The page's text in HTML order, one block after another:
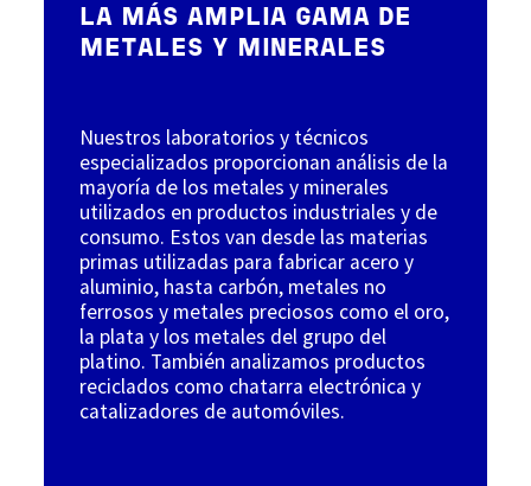
LA MÁS AMPLIA GAMA DE
METALES Y MINERALES
Nuestros laboratorios y técnicos
especializados proporcionan análisis de la
mayoría de los metales y minerales
utilizados en productos industriales y de
consumo. Estos van desde las materias
primas utilizadas para fabricar acero y
aluminio, hasta carbón, metales no
ferrosos y metales preciosos como el oro,
la plata y los metales del grupo del
platino. También analizamos productos
reciclados como chatarra electrónica y
catalizadores de automóviles.